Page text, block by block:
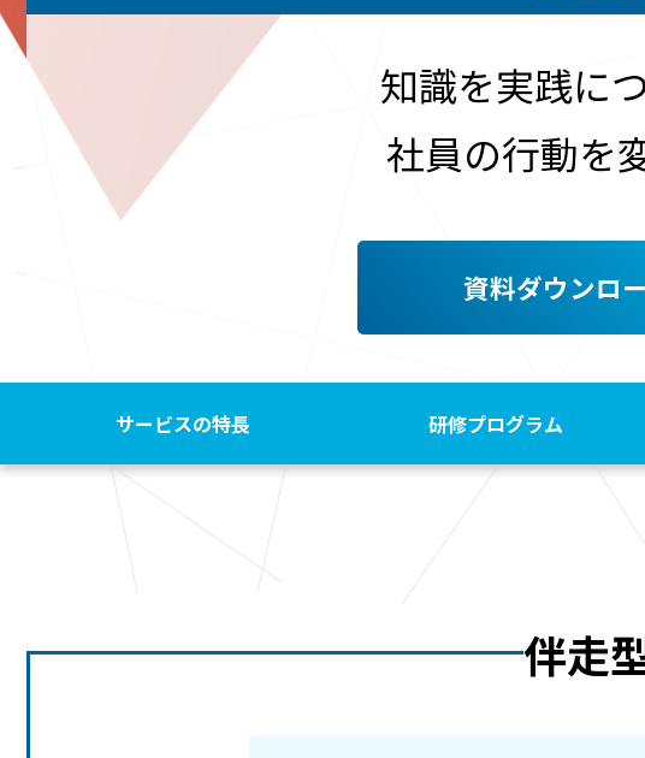
知識を実践に
社員の行動を
資料ダウンロ
サービスの特長 研修プログラム
伴走